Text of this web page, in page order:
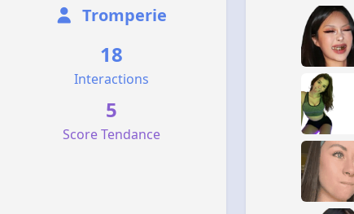
Tromperie
18
Interactions
5
Score Tendance